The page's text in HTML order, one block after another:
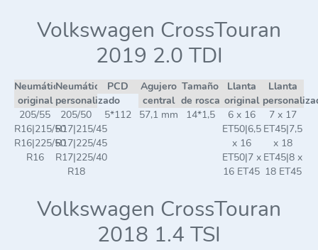
Volkswagen CrossTouran
2019 2.0 TDI
Neumático
original
Neumático
personalizado
PCD
Agujero
central
Tamaño
de rosca
Llanta
original
Llanta
205/55
R16|215/50
R16|225/50
R16
205/50
R17|215/45
R17|225/45
R17|225/40
R18
5*112 57,1 mm 14*1,5
6 x 16
ET50|6,5
x 16
ET50|7 x
16 ET45
7 x 17
ET45|7,5
x 18
ET45|8 x
18 ET45
Volkswagen CrossTouran
2018 1.4 TSI